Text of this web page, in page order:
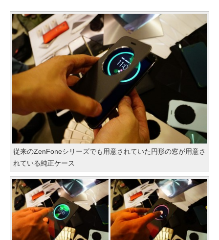
従来のZenFoneシリーズでも用意されていた円形の窓が用意さ
れている純正ケース